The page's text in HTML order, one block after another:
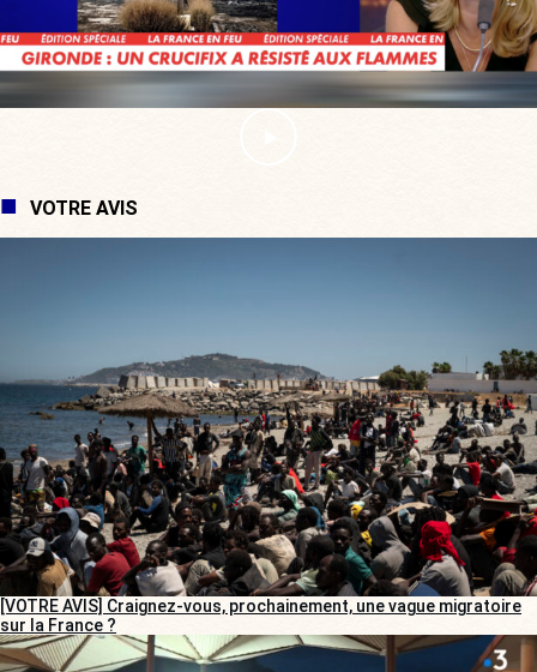
VOTRE AVIS
[VOTRE AVIS] Craignez-vous, prochainement, une vague migratoire
sur la France ?